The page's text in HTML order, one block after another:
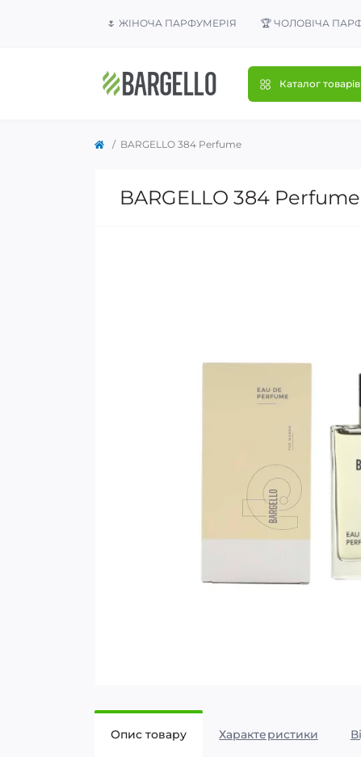
🌷 ЖІНОЧА ПАРФУМЕРІЯ 🏆 ЧОЛОВІЧА
Каталог товарів
BARGELLO 384 Perfume
BARGELLO 384 Perfume
Опис товару Характеристики